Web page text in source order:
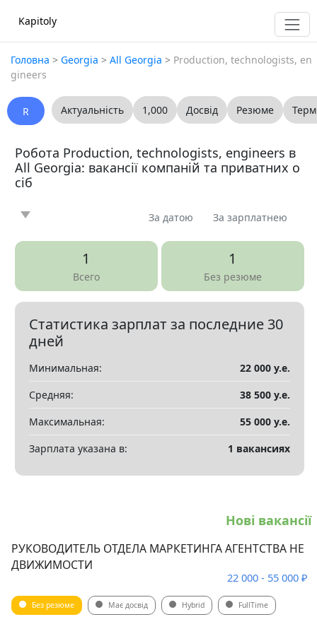
Kapitoly
Головна > Georgia > All Georgia > Production, technologists, en
gineers
R Актуальність 1,000 Досвід Резюме
Робота Production, technologists, engineers в
All Georgia: вакансії компаній та приватних о
сіб
Новина 0 Стаття 0 Пропоную 0 Шукаю 0
0
Показать все разделы▼
За датою За зарплатнею
1
Всего
1
Без резюме
Статистика зарплат за последние 30
дней
Минимальная:
22 000 у.е.
Средняя:
38 500 у.е.
Максимальная:
55 000 у.е.
Зарплата указана в:
1 вакансиях
Нові вакансії
РУКОВОДИТЕЛЬ ОТДЕЛА МАРКЕТИНГА АГЕНТСТВА НЕ
ДВИЖИМОСТИ
22 000 - 55 000 ₽
Без резюме Має досвід Hybrid FullTime